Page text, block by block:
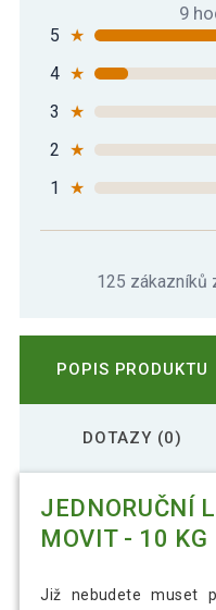
9
5 ★
4 ★
3
★
2 ★
1
★
125 zákazníků
POPIS PRODUKTU
DOTAZY (0)
JEDNORUČNÍ
MOVIT - 10 KG
Již nebudete muset